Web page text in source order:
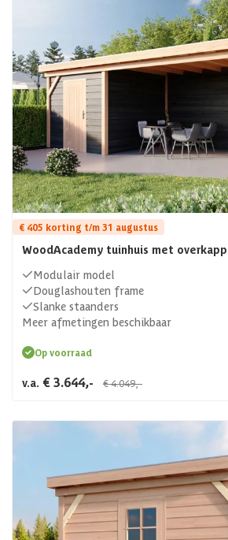
€ 405 korting t/m 31 augustus
WoodAcademy tuinhuis met
Modulair model
Douglashouten frame
Slanke staanders
Meer afmetingen beschikbaar
Op voorraad
v.a. € 3.644,- € 4.049,-